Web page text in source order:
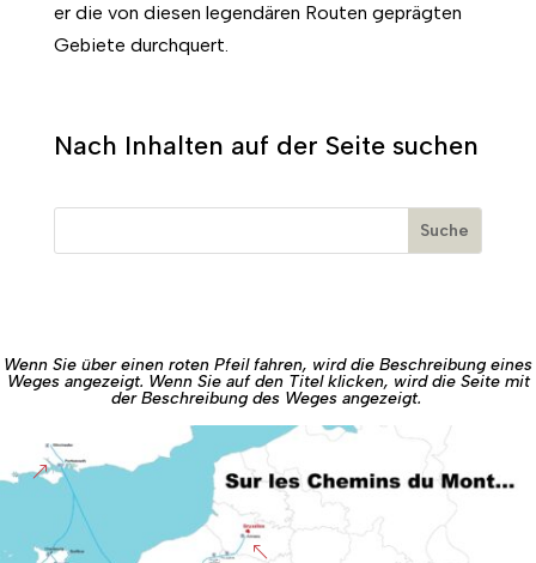
er die von diesen legendären Routen geprägten
Gebiete durchquert.
Nach Inhalten auf der Seite suchen
Wenn Sie über einen roten Pfeil fahren, wird die Beschreibung eines
Weges angezeigt. Wenn Sie auf den Titel klicken, wird die Seite mit
der Beschreibung des Weges angezeigt.
&
%